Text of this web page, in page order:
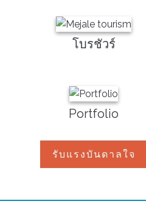
โบรชัวร์
Portfolio
รับแรงบันดาลใจ